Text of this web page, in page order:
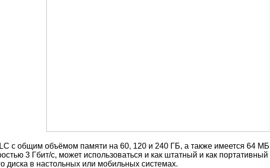
с общим объёмом памяти на 60, 120 и 240 ГБ, а также имеется 64
3 Гбит/с, может использоваться и как штатный и как
диска в настольных или мобильных системах.